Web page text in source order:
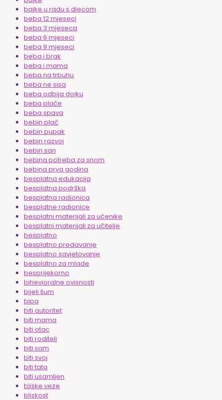
bajke u radu s djecom
beba 12 mjeseci
beba 3 mjeseca
beba 6 mjeseci
beba 9 mjeseci
beba i brak
beba i mama
beba na trbuhu
beba ne sisa
beba odbija dojku
beba plače
beba spava
bebin plač
bebin pupak
bebin razvoj
bebin san
bebina potreba za snom
bebina prva godina
besplatna edukacija
besplatna podrška
besplatna radionica
besplatne radionice
besplatni materijali za učenike
besplatni materijali za učitelje
besplatno
besplatno predavanje
besplatno savjetovanje
besplatno za mlade
besprijekorno
bihevioralne ovisnosti
bijeli šum
bipa
biti autoritet
biti mama
biti otac
biti roditelj
biti sam
biti svoj
biti tata
biti usamljen
bliske veze
bliskost